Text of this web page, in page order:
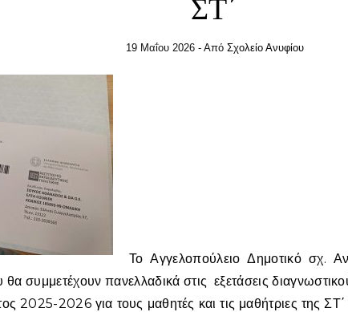
ΣΤ΄
19 Μαΐου 2026 - Από Σχολείο Ανυφίου
Το Αγγελοπούλειο Δημοτικό σχ.
θα συμμετέχουν πανελλαδικά στις εξετάσεις
2025-2026 για τους μαθητές και τις μαθήτριες της